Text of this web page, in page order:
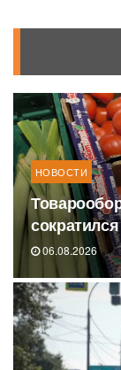
НОВОСТИ
06.08.2026